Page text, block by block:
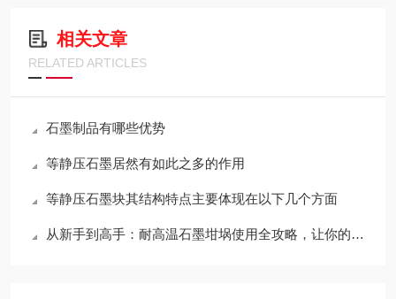
相关文章
RELATED ARTICLES
石墨制品有哪些优势
等静压石墨居然有如此之多的作用
等静压石墨块其结构特点主要体现在以下几个方面
从新手到高手：耐高温石墨坩埚使用全攻略，让你的工作更出色！